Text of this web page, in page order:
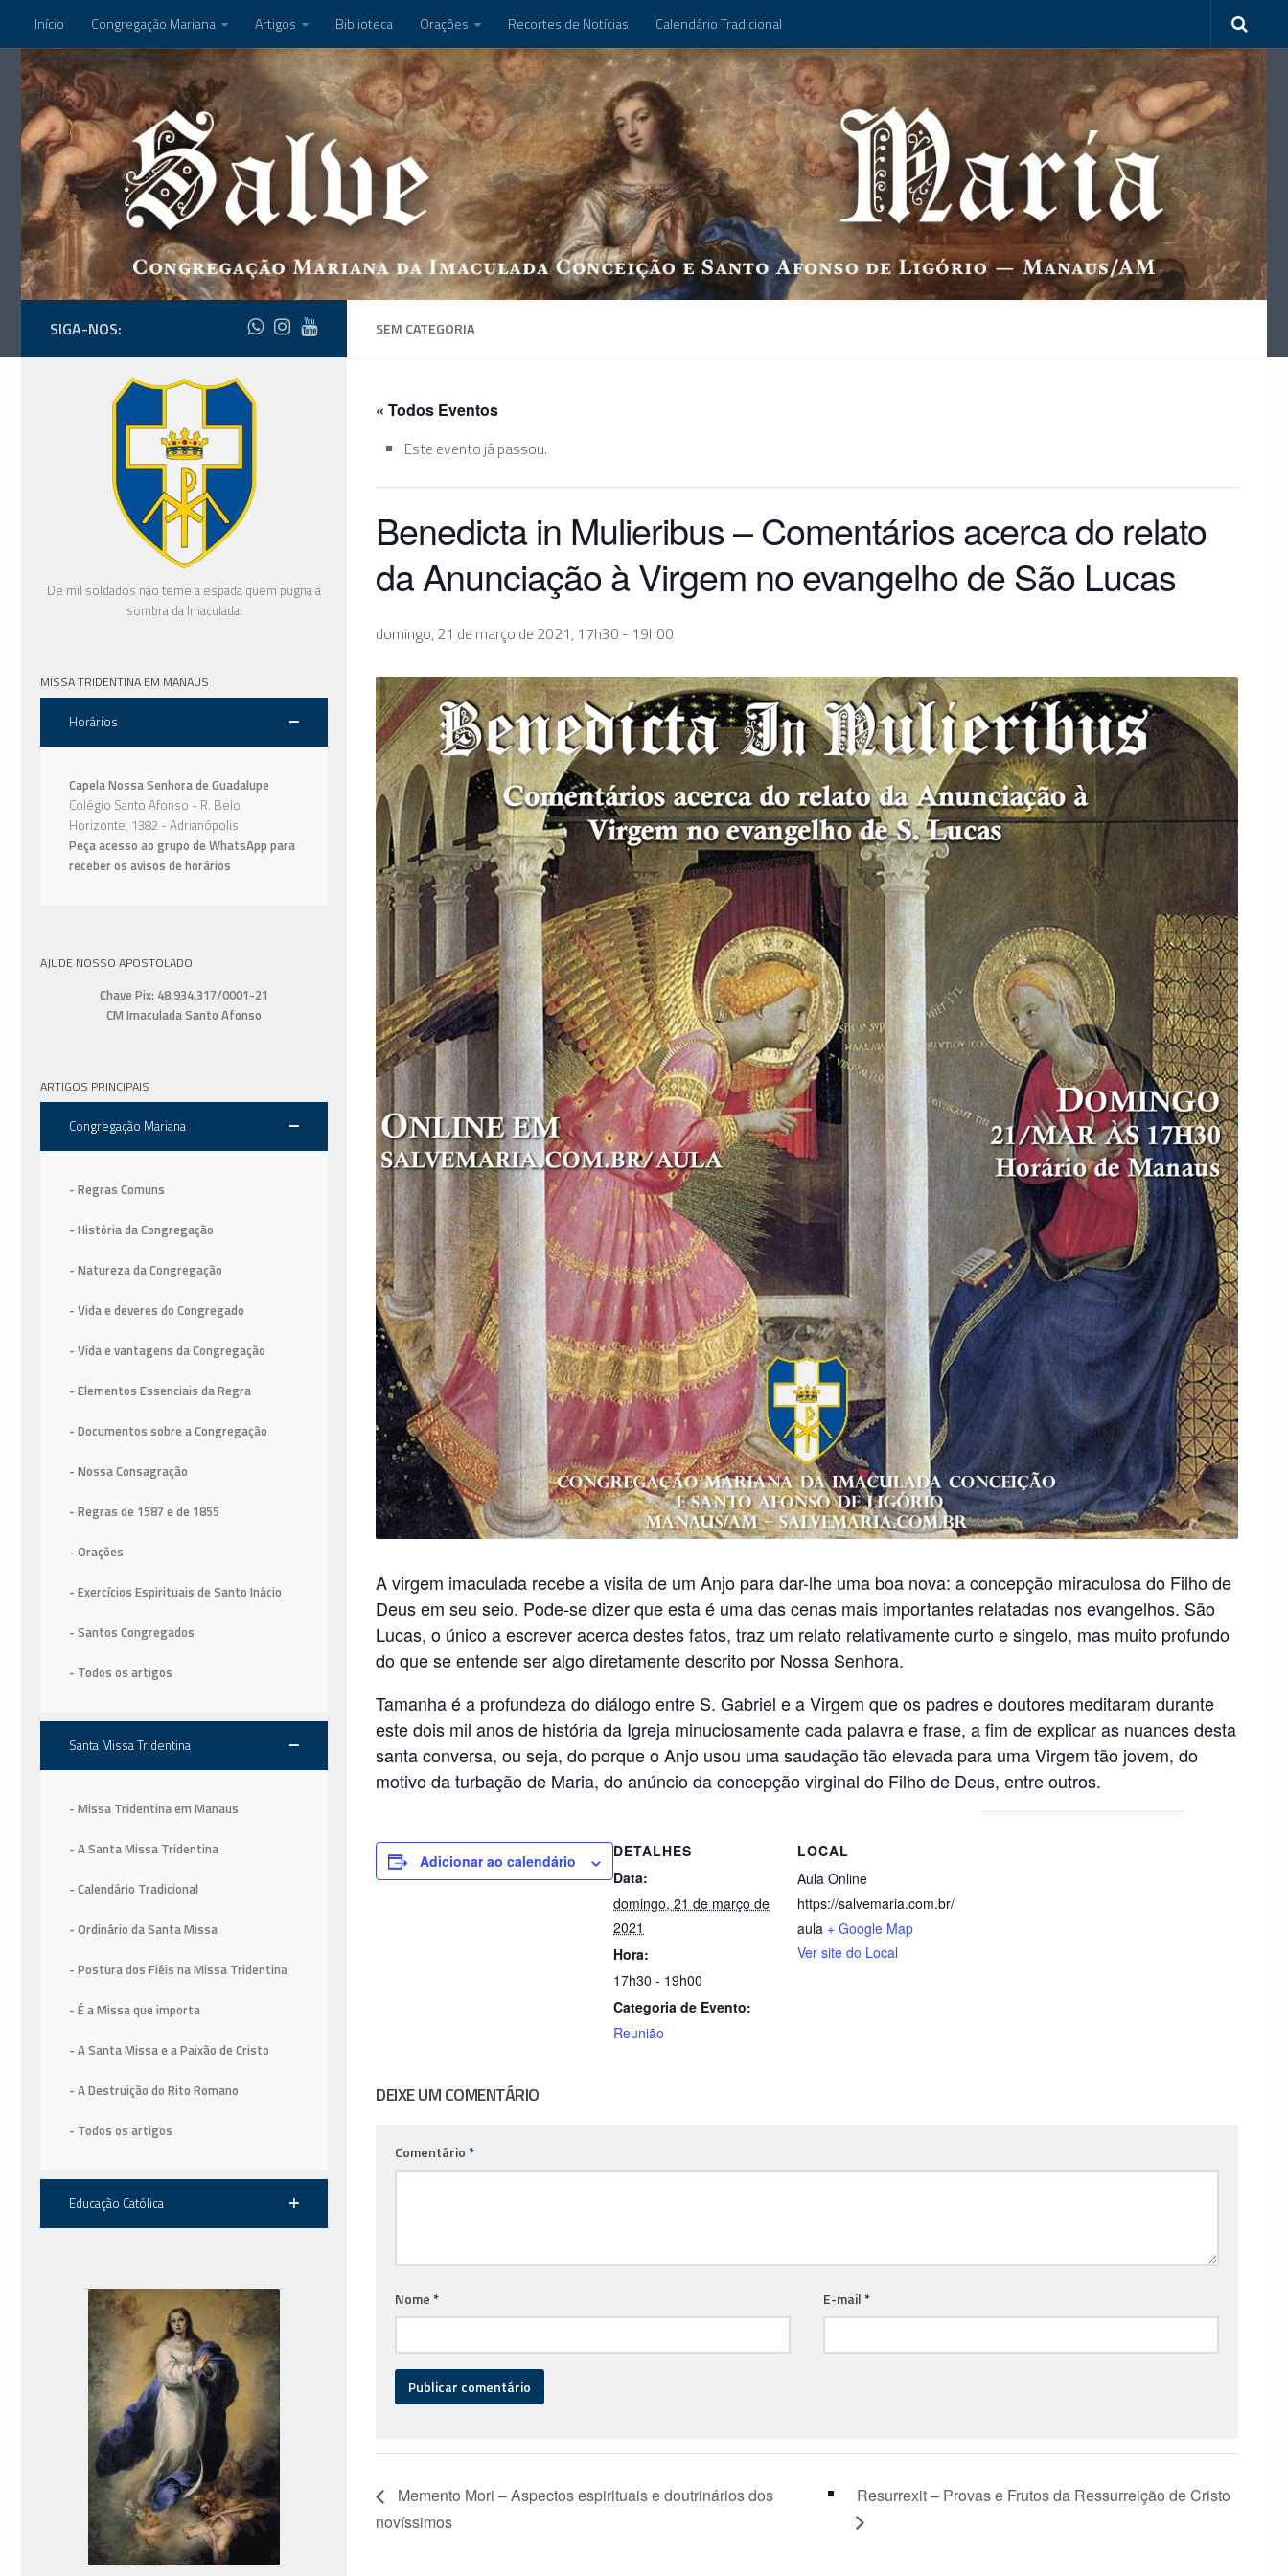
Início Congregação Mariana Artigos Biblioteca Orações Recortes de Notícias Calendário Tradicional
SEM CATEGORIA
« Todos Eventos
Este evento já passou.
Benedicta in Mulieribus – Comentários acerca do relato
da Anunciação à Virgem no evangelho de São Lucas
domingo, 21 de março de 2021, 17h30 - 19h00
A virgem imaculada recebe a visita de um Anjo para dar-lhe uma boa nova: a concepção miraculosa do Filho de
Deus em seu seio. Pode-se dizer que esta é uma das cenas mais importantes relatadas nos evangelhos. São
Lucas, o único a escrever acerca destes fatos, traz um relato relativamente curto e singelo, mas muito profundo
do que se entende ser algo diretamente descrito por Nossa Senhora.
Tamanha é a profundeza do diálogo entre S. Gabriel e a Virgem que os padres e doutores meditaram durante
este dois mil anos de história da Igreja minuciosamente cada palavra e frase, a fim de explicar as nuances desta
santa conversa, ou seja, do porque o Anjo usou uma saudação tão elevada para uma Virgem tão jovem, do
motivo da turbação de Maria, do anúncio da concepção virginal do Filho de Deus, entre outros.
Adicionar ao calendário
DETALHES
Data:
domingo, 21 de março de
2021
Hora:
17h30 - 19h00
Categoria de Evento:
Reunião
LOCAL
Aula Online
https://salvemaria.com.br/
aula + Google Map
Ver site do Local
DEIXE UM COMENTÁRIO
Comentário*
Nome* E-mail*
Memento Mori – Aspectos espirituais e doutrinários dos
novíssimos
Resurrexit – Provas e Frutos da Ressurreição de Cristo
SIGA-NOS:
De mil soldados não teme a espada quem pugna à
sombra da Imaculada!
MISSA TRIDENTINA EM MANAUS
Horários
Capela Nossa Senhora de Guadalupe
Colégio Santo Afonso - R. Belo
Horizonte, 1382 - Adrianópolis
Peça acesso ao grupo de WhatsApp para
receber os avisos de horários
AJUDE NOSSO APOSTOLADO
Chave Pix: 48.934.317/0001-21
CM Imaculada Santo Afonso
ARTIGOS PRINCIPAIS
Congregação Mariana
- Regras Comuns
- História da Congregação
- Natureza da Congregação
- Vida e deveres do Congregado
- Vida e vantagens da Congregação
- Elementos Essenciais da Regra
- Documentos sobre a Congregação
- Nossa Consagração
- Regras de 1587 e de 1855
- Orações
- Exercícios Espirituais de Santo Inácio
- Santos Congregados
- Todos os artigos
Santa Missa Tridentina
- Missa Tridentina em Manaus
- A Santa Missa Tridentina
- Calendário Tradicional
- Ordinário da Santa Missa
- Postura dos Fiéis na Missa Tridentina
- É a Missa que importa
- A Santa Missa e a Paixão de Cristo
- A Destruição do Rito Romano
- Todos os artigos
Educação Católica